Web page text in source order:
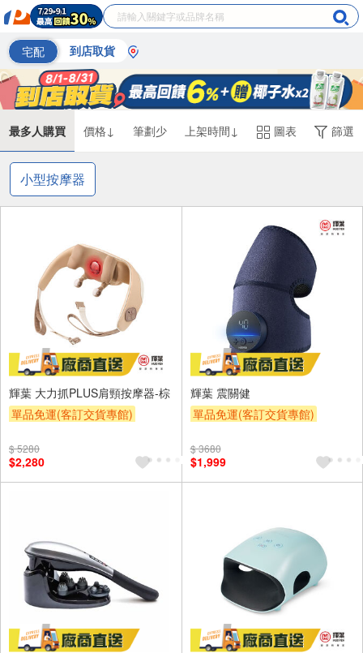
宅配 到店取貨
最多人購買 價格↓ 筆劃少 上架時間↓ 圖表 篩選
小型按摩器
輝葉 大力抓PLUS肩頸按摩器-棕
單品免運(客訂交貨專館)
$ 5280
$2,280
輝葉 震關健
單品免運(客訂交貨專館)
$ 3680
$1,999